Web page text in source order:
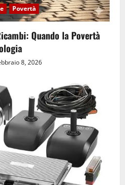
Povertà
Quando la Povertà
8, 2026